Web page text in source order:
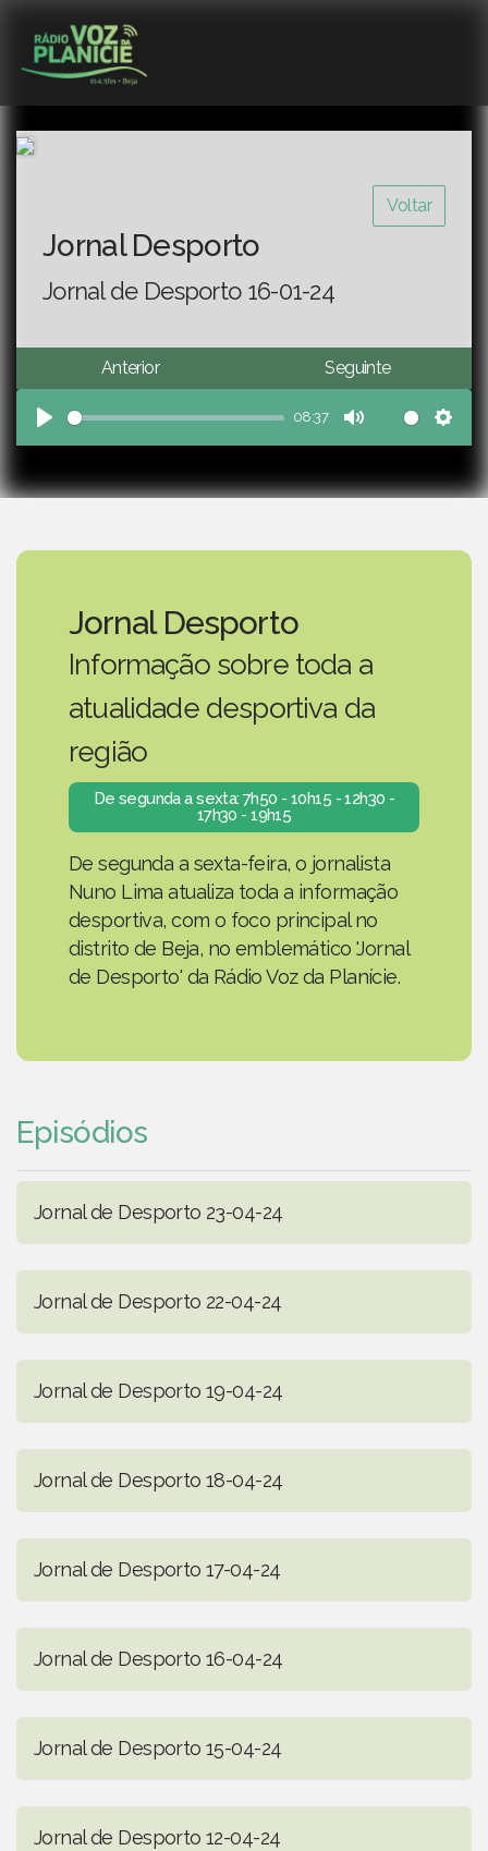
Voltar
Jornal Desporto
Jornal de Desporto 16-01-24
Anterior Seguinte
Play
08:37
Mute
Jornal Desporto
Informação sobre toda a
atualidade desportiva da
região
De segunda a sexta: 7h50 - 10h15 - 12h30 -
17h30 - 19h15
De segunda a sexta-feira, o jornalista
Nuno Lima atualiza toda a informação
desportiva, com o foco principal no
distrito de Beja, no emblemático 'Jornal
de Desporto' da Rádio Voz da Planície.
Episódios
Jornal de Desporto 23-04-24
Jornal de Desporto 22-04-24
Jornal de Desporto 19-04-24
Jornal de Desporto 18-04-24
Jornal de Desporto 17-04-24
Jornal de Desporto 16-04-24
Jornal de Desporto 15-04-24
Jornal de Desporto 12-04-24